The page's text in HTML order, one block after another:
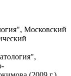
Московский